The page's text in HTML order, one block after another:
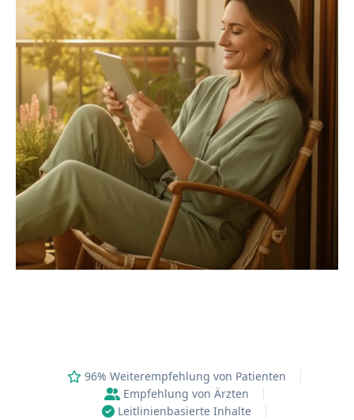
96% Weiterempfehlung von Patienten
Empfehlung von Ärzten
Leitlinienbasierte Inhalte